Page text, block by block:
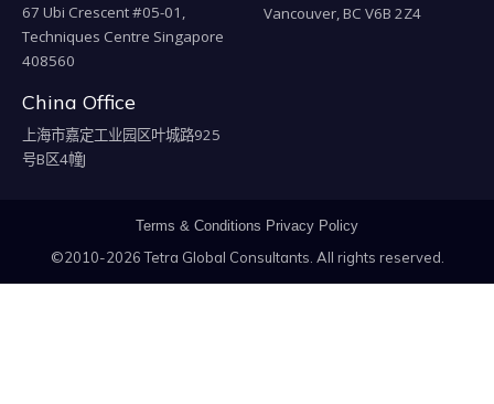
67 Ubi Crescent #05-01,
Techniques Centre Singapore
408560
Vancouver, BC V6B 2Z4
China Office
上海市嘉定工业园区叶城路925
号B区4幢J
Terms & Conditions Privacy Policy
©2010-2026 Tetra Global Consultants. All rights reserved.